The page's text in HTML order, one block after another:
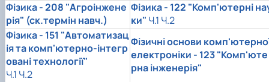
Фізика -208 "Агроінжене
рія" (ск.термін навч.)
Фізика - 122 "Комп'ютерні
ки" Ч.1 Ч.2
Фізика - 151 "Автоматизац
ія та комп'ютерно-інтегр
овані технології"
Ч.1 Ч.2
Фізичні основи
електроніки - 123 "Комп 'юте
рна інженерія"